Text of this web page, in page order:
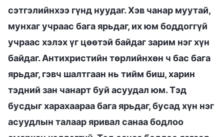
сэтгэлийнхээ гүнд нуудаг. Хэв чанар муутай,
мунхаг учраас бага ярьдаг, их юм боддоггүй
учраас хэлэх үг цөөтэй байдаг зарим нэг хүн
байдаг. Антихристийн төрлийнхөн ч бас бага
ярьдаг, гэвч шалтгаан нь тийм биш, харин
тэдний зан чанарт буй асуудал юм. Тэд
бусдыг харахаараа бага ярьдаг, бусад хүн нэг
асуудлын талаар яривал санаа бодлоо